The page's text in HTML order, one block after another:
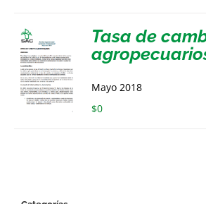
Tasa de
Mayo 2018
$0